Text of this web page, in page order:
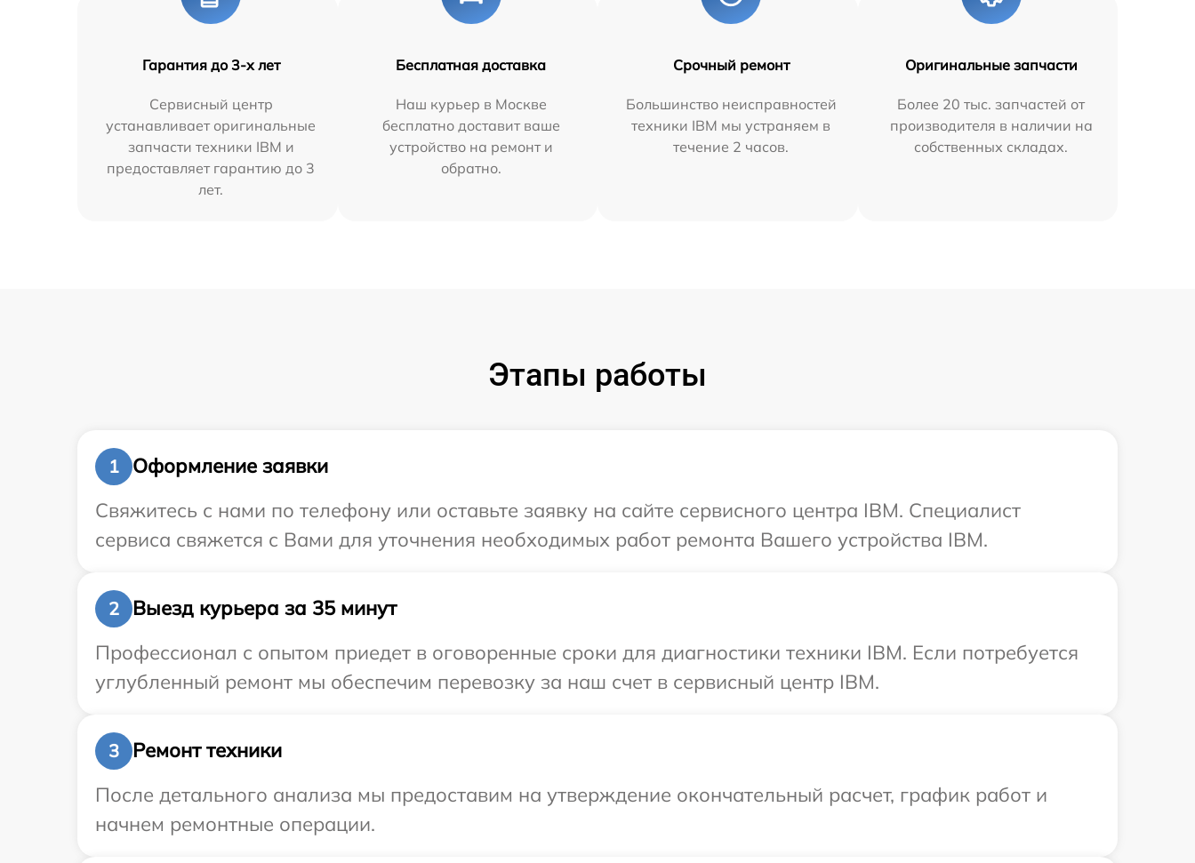
Гарантия до 3-х лет
Сервисный центр
устанавливает оригинальные
запчасти техники IBM и
предоставляет гарантию до 3
лет.
Бесплатная доставка
Наш курьер в Москве
бесплатно доставит ваше
устройство на ремонт и
обратно.
Срочный ремонт
Большинство неисправностей
техники IBM мы устраняем в
течение 2 часов.
Оригинальные запчасти
Более 20 тыс. запчастей от
производителя в наличии на
собственных складах.
Этапы работы
1
Оформление заявки
Свяжитесь с нами по телефону или оставьте заявку на сайте сервисного центра IBM. Специалист
сервиса свяжется с Вами для уточнения необходимых работ ремонта Вашего устройства IBM.
2
Выезд курьера за 35 минут
Профессионал с опытом приедет в оговоренные сроки для диагностики техники IBM. Если потребуется
углубленный ремонт мы обеспечим перевозку за наш счет в сервисный центр IBM.
3
Ремонт техники
После детального анализа мы предоставим на утверждение окончательный расчет, график работ и
начнем ремонтные операции.